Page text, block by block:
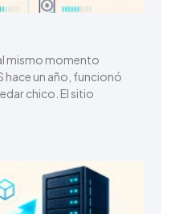
mismo momento
un año, funcionó
chico. El sitio